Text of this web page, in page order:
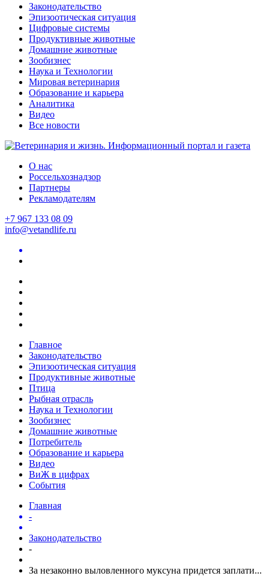
Законодательство
Эпизоотическая ситуация
Цифровые системы
Продуктивные животные
Домашние животные
Зообизнес
Наука и Технологии
Мировая ветеринария
Образование и карьера
Аналитика
Видео
Все новости
О нас
Россельхознадзор
Партнеры
Рекламодателям
+7 967 133 08 09
info@vetandlife.ru
Главное
Законодательство
Эпизоотическая ситуация
Продуктивные животные
Птица
Рыбная отрасль
Наука и Технологии
Зообизнес
Домашние животные
Потребитель
Образование и карьера
Видео
ВиЖ в цифрах
События
Главная
-
Законодательство
-
За незаконно выловленного муксуна придется заплати...